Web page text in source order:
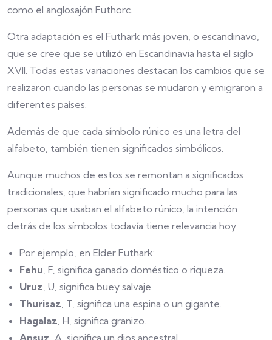
como el anglosajón Futhorc.
Otra adaptación es el Futhark más joven, o escandinavo,
que se cree que se utilizó en Escandinavia hasta el siglo
XVII. Todas estas variaciones destacan los cambios que se
realizaron cuando las personas se mudaron y emigraron a
diferentes países.
Además de que cada símbolo rúnico es una letra del
alfabeto, también tienen significados simbólicos.
Aunque muchos de estos se remontan a significados
tradicionales, que habrían significado mucho para las
personas que usaban el alfabeto rúnico, la intención
detrás de los símbolos todavía tiene relevancia hoy.
Por ejemplo, en Elder Futhark:
Fehu, F, significa ganado doméstico o riqueza.
Uruz, U, significa buey salvaje.
Thurisaz, T, significa una espina o un gigante.
Hagalaz, H, significa granizo.